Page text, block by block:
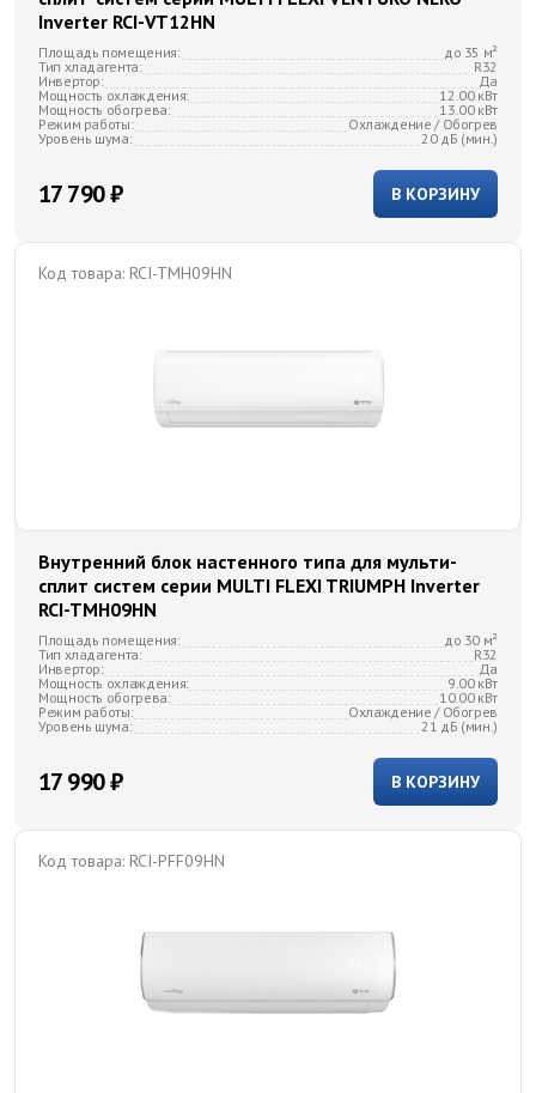
Inverter RCI-VT12HN
Площадь помещения:
до 35 м²
Тип хладагента:
R32
Инвертор:
Да
Мощность охлаждения:
12.00 кВт
Мощность обогрева:
13.00 кВт
Режим работы:
Охлаждение / Обогрев
Уровень шума:
20 дБ (мин.)
В КОРЗИНУ
17 790 ₽
Код товара: RCI-TMH09HN
Внутренний блок настенного типа для мульти-
сплит систем серии MULTI FLEXI TRIUMPH Inverter
RCI-TMH09HN
Площадь помещения:
до 30 м²
Тип хладагента:
R32
Инвертор:
Да
Мощность охлаждения:
9.00 кВт
Мощность обогрева:
10.00 кВт
Режим работы:
Охлаждение / Обогрев
Уровень шума:
21 дБ (мин.)
В КОРЗИНУ
17 990 ₽
Код товара: RCI-PFF09HN